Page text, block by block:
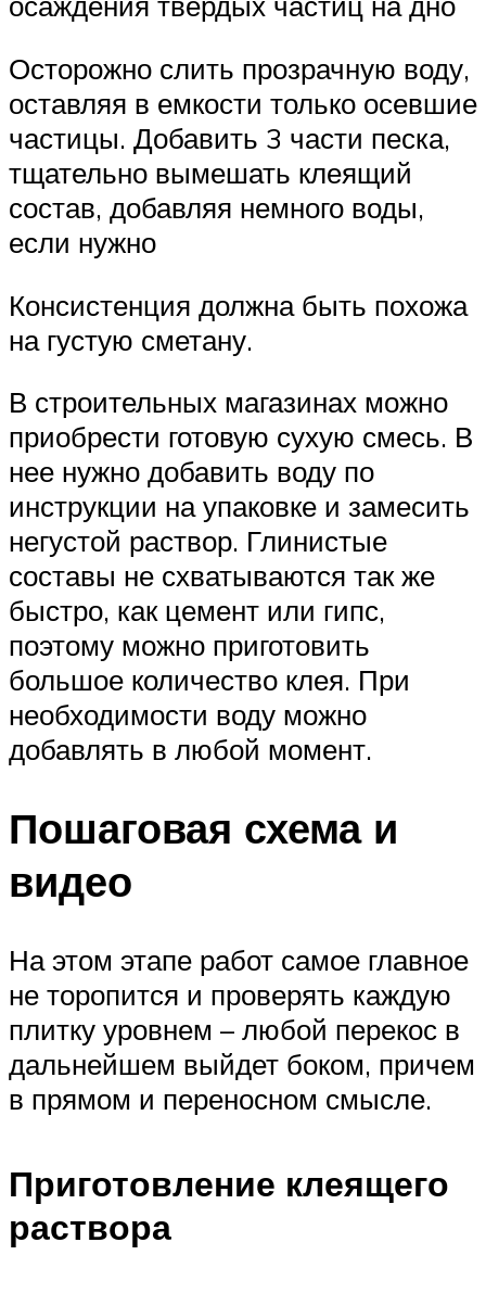
Осторожно слить прозрачную воду,
оставляя в емкости только осевшие
частицы. Добавить 3 части песка,
тщательно вымешать клеящий
состав, добавляя немного воды,
если нужно
Консистенция должна быть похожа
на густую сметану.
В строительных магазинах можно
приобрести готовую сухую смесь. В
нее нужно добавить воду по
инструкции на упаковке и замесить
негустой раствор. Глинистые
составы не схватываются так же
быстро, как цемент или гипс,
поэтому можно приготовить
большое количество клея. При
необходимости воду можно
добавлять в любой момент.
Пошаговая схема и
видео
На этом этапе работ самое главное
не торопится и проверять каждую
плитку уровнем – любой перекос в
дальнейшем выйдет боком, причем
в прямом и переносном смысле.
Приготовление клеящего
раствора